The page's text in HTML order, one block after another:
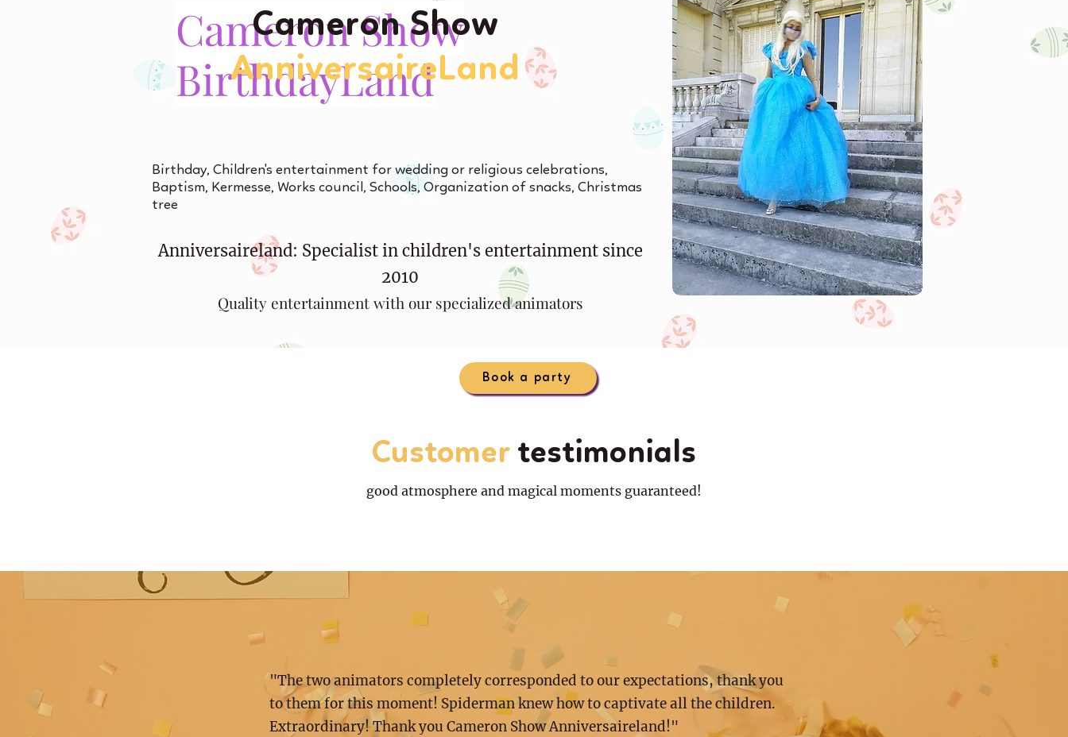
Cameron Show
BirthdayLand
Cameron Show
AnniversaireLand
Birthday, Children's entertainment for wedding or religious celebrations,
Baptism, Kermesse, Works council, Schools, Organization of snacks, Christmas
tree
Anniversaireland: Specialist in children's entertainment since
2010
Quality entertainment with our specialized animators
Book a party
Customertestimonials
good atmosphere and magical moments guaranteed!
"The two animators completely corresponded to our expectations, thank you
to them for this moment! Spiderman knew how to captivate all the children.
Extraordinary! Thank you Cameron Show Anniversaireland!"